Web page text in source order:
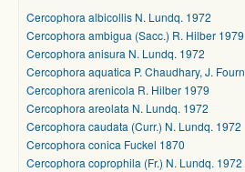
Cercophora albicollis N. Lundq. 1972
Cercophora ambigua (Sacc.) R. Hilber 1979
Cercophora anisura N. Lundq. 1972
Cercophora aquatica P. Chaudhary, J.
Cercophora arenicola R. Hilber 1979
Cercophora areolata N. Lundq. 1972
Cercophora caudata (Curr.) N. Lundq. 1972
Cercophora conica Fuckel 1870
Cercophora coprophila (Fr.) N. Lundq. 1972